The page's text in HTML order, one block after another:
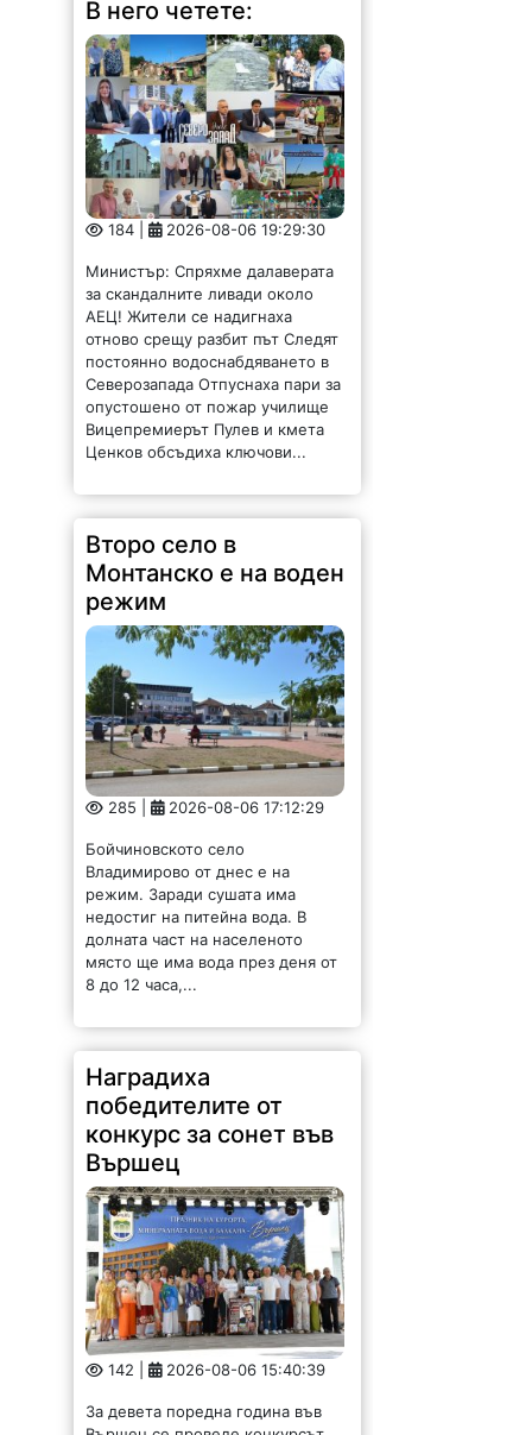
184 | 2026-08-06 19:29:30
Министър: Спряхме далаверата
за скандалните ливади около
АЕЦ! Жители се надигнаха
отново срещу разбит път Следят
постоянно водоснабдяването в
Северозапада Отпуснаха пари за
опустошено от пожар училище
Вицепремиерът Пулев и кмета
Второ село в
Монтанско е на воден
режим
285 | 2026-08-06 17:12:29
Бойчиновското село
Владимирово от днес е на
режим. Заради сушата има
недостиг на питейна вода. В
долната част на населеното
място ще има вода през деня от
8 до 12 часа,...
Наградиха
победителите от
конкурс за сонет във
Вършец
142 | 2026-08-06 15:40:39
За девета поредна година във
Вършец се проведе конкурсът
„Награда Лъчезар Станчев за
сонет – песен 2026“, а
награждаването се състоя пред
НЧ „Христо Ботев 1900“ и бе част
от...